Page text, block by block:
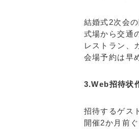
結婚式2次会
式場から交通
レストラン、
会場予約は早
3.Web招待状
招待するゲス
開催2か月前